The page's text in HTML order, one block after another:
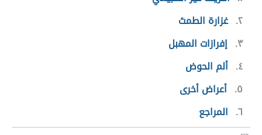
٢ غزارة الطمث
٣ إفرازات المهبل
٤ ألم الحوض
٥ أعراض أخرى
٦ المراجع